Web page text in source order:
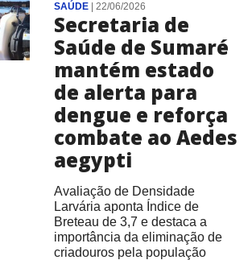
SAÚDE| 22/06/2026
Secretaria de
Saúde de Sumaré
mantém estado
de alerta para
dengue e reforça
combate ao Aedes
aegypti
Avaliação de Densidade
Larvária aponta Índice de
Breteau de 3,7 e destaca a
importância da eliminação de
criadouros pela população